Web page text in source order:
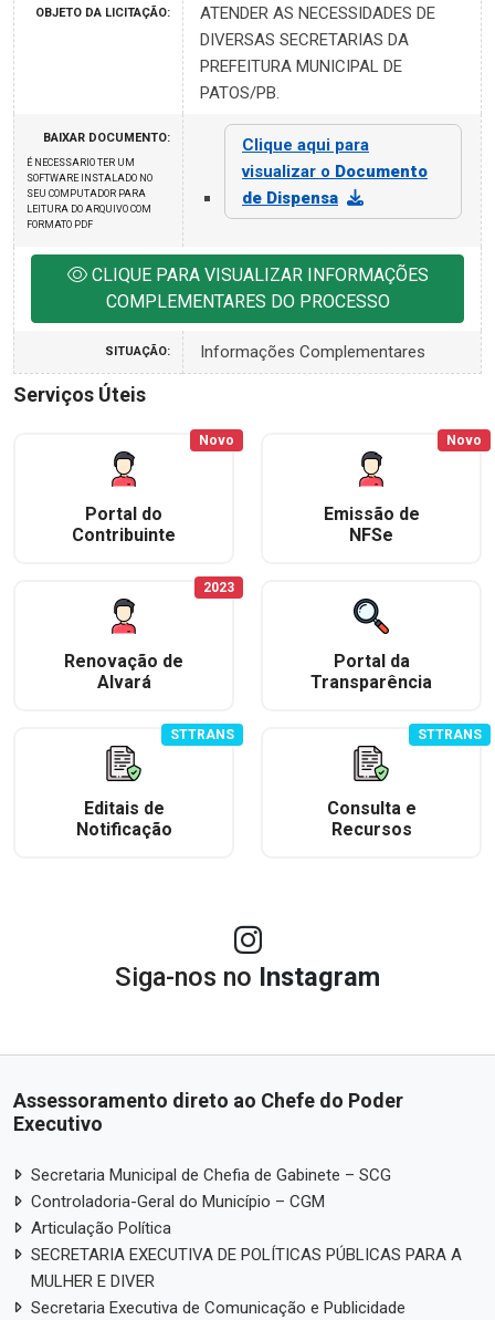
OBJETO DA LICITAÇÃO:
ATENDER AS NECESSIDADES DE
DIVERSAS SECRETARIAS DA
PREFEITURA MUNICIPAL DE
PATOS/PB.
BAIXAR DOCUMENTO:
É NECESSARIO TER UM
SOFTWARE INSTALADO NO
SEU COMPUTADOR PARA
LEITURA DO ARQUIVO COM
FORMATO PDF
Clique aqui para
visualizar o Documento
de Dispensa
CLIQUE PARA VISUALIZAR INFORMAÇÕES
COMPLEMENTARES DO PROCESSO
SITUAÇÃO: Informações Complementares
Serviços Úteis
Portal do
Contribuinte
Novo
Emissão de
NFSe
Novo
Renovação de
Alvará
2023
Portal da
Transparência
Editais de
Notificação
STTRANS
Consulta e
Recursos
STTRANS
Siga-nos no Instagram
Assessoramento direto ao Chefe do Poder
Executivo
Secretaria Municipal de Chefia de Gabinete – SCG
Controladoria-Geral do Município – CGM
Articulação Política
SECRETARIA EXECUTIVA DE POLÍTICAS PÚBLICAS PARA A
MULHER E DIVER
Secretaria Executiva de Comunicação e Publicidade